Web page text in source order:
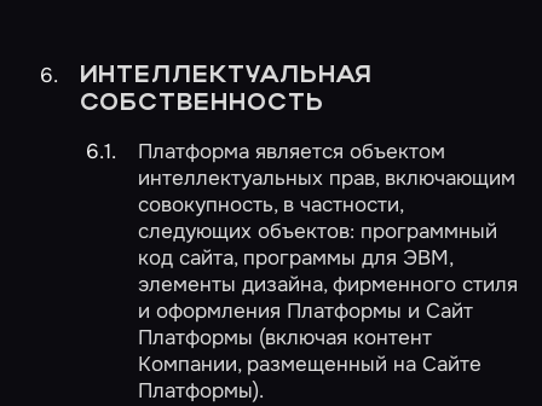
ИНТЕЛЛЕКТУАЛЬНАЯ
СОБСТВЕННОСТЬ
Платформа является объектом
интеллектуальных прав, включающим
совокупность, в частности,
следующих объектов: программный
код сайта, программы для ЭВМ,
элементы дизайна, фирменного стиля
и оформления Платформы и Сайт
Платформы (включая контент
Компании, размещенный на Сайте
Платформы).